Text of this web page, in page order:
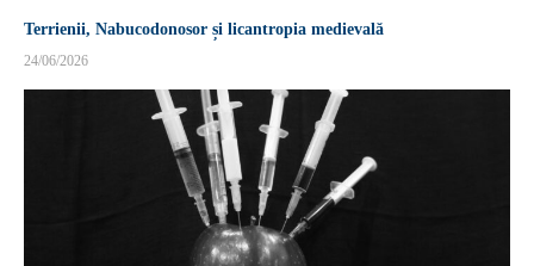
Terrienii, Nabucodonosor și licantropia medievală
24/06/2026